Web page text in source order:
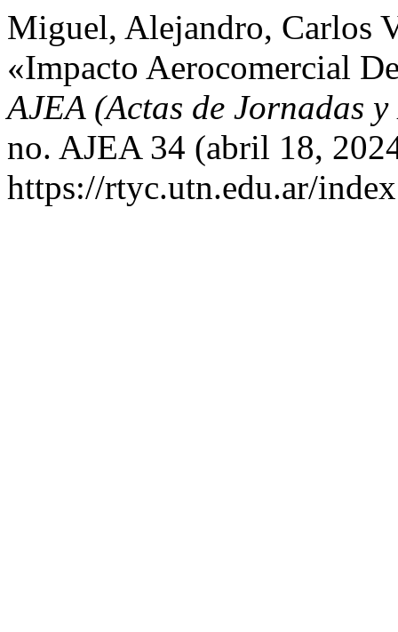
Miguel, Alejandro, Carlos
«Impacto Aerocomercial
AJEA (Actas de Jornadas
no. AJEA 34 (abril 18,
https://rtyc.utn.edu.ar/